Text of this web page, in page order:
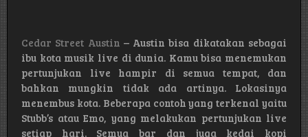
Cedar Street Austin – Austin bisa dikatakan sebagai
ibu kota musik live di dunia. Kamu bisa menemukan
pertunjukan live hampir di semua tempat, dan
bahkan mungkin tidak ada artinya. Lokasinya
menembus kota. Beberapa contoh yang terkenal yaitu
Stubb’s atau Emo, yang melakukan pertunjukan live
setiap hari. Semua bar dan juga kedai kopi